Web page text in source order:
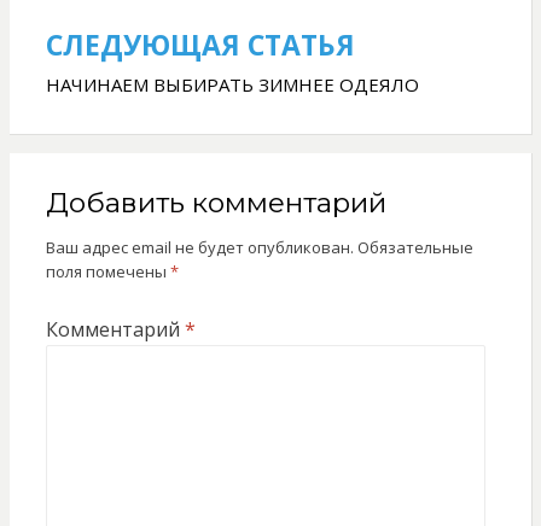
записям
СЛЕДУЮЩАЯ СТАТЬЯ
НАЧИНАЕМ ВЫБИРАТЬ ЗИМНЕЕ ОДЕЯЛО
Добавить комментарий
Ваш адрес email не будет опубликован. Обязательные
поля помечены *
Комментарий *